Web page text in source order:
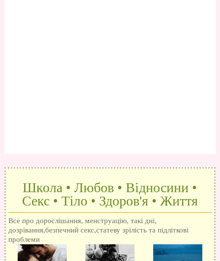
Школа • Любов • Відносини •
Секс • Тіло • Здоров'я • Життя
Все про дорослішання, менструацію, такі дні,
дозрівання,безпечний секс,статеву зрілість та підліткові
проблеми